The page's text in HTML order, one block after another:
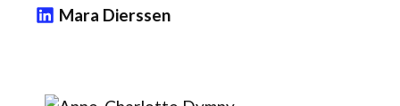
Mara Dierssen